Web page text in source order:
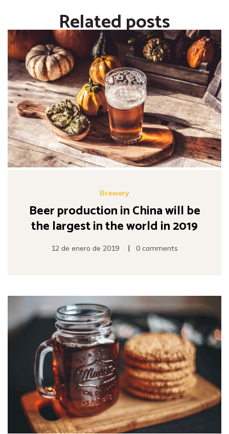
Related posts
Brewery
Beer production in China will be
the largest in the world in 2019
12 de enero de 2019 | 0 comments